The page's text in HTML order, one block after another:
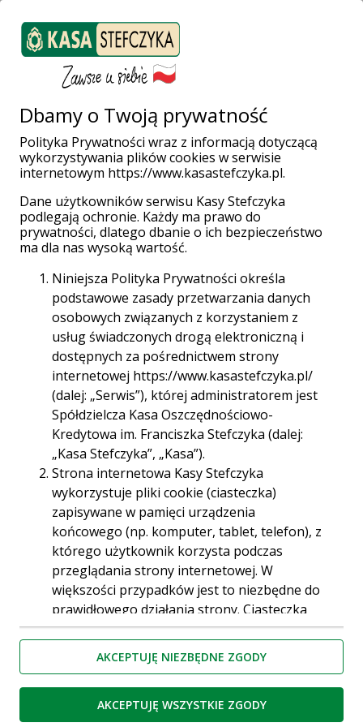
Weź pożyczkę
Załóż konto
Strona główna
Aktualności
Kasa Stefczyka wspiera Fundację Korczaka
Kasa Stefczyka –
tu ludzie
pomagają sobie
wzajemnie
Dbamy o Twoją prywatność
Polityka Prywatności wraz z informacją dotyczącą
wykorzystywania plików cookies w serwisie
internetowym https://www.kasastefczyka.pl.
Dane użytkowników serwisu Kasy Stefczyka
podlegają ochronie. Każdy ma prawo do
prywatności, dlatego dbanie o ich bezpieczeństwo
ma dla nas wysoką wartość.
Niniejsza Polityka Prywatności określa
podstawowe zasady przetwarzania danych
osobowych związanych z korzystaniem z
usług świadczonych drogą elektroniczną i
dostępnych za pośrednictwem strony
internetowej https://www.kasastefczyka.pl/
(dalej: „Serwis”), której administratorem jest
Spółdzielcza Kasa Oszczędnościowo-
Kredytowa im. Franciszka Stefczyka (dalej:
„Kasa Stefczyka”, „Kasa”).
Strona internetowa Kasy Stefczyka
wykorzystuje pliki cookie (ciasteczka)
zapisywane w pamięci urządzenia
końcowego (np. komputer, tablet, telefon), z
którego użytkownik korzysta podczas
przeglądania strony internetowej. W
większości przypadków jest to niezbędne do
prawidłowego działania strony. Ciasteczka
umożliwiają spersonalizowanie stron
użytkownikom decydować np. o kolejności
wyświetlania niektórych elementów lub o
dopasowaniu reklam. Pliki cookie są również
AKCEPTUJĘ NIEZBĘDNE ZGODY
AKCEPTUJĘ WSZYSTKIE ZGODY